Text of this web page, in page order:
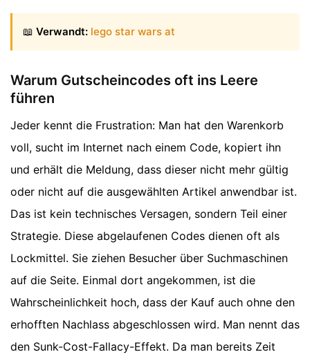
📖 Verwandt: lego star wars at
Warum Gutscheincodes oft ins Leere
führen
Jeder kennt die Frustration: Man hat den Warenkorb
voll, sucht im Internet nach einem Code, kopiert ihn
und erhält die Meldung, dass dieser nicht mehr gültig
oder nicht auf die ausgewählten Artikel anwendbar ist.
Das ist kein technisches Versagen, sondern Teil einer
Strategie. Diese abgelaufenen Codes dienen oft als
Lockmittel. Sie ziehen Besucher über Suchmaschinen
auf die Seite. Einmal dort angekommen, ist die
Wahrscheinlichkeit hoch, dass der Kauf auch ohne den
erhofften Nachlass abgeschlossen wird. Man nennt das
den Sunk-Cost-Fallacy-Effekt. Da man bereits Zeit